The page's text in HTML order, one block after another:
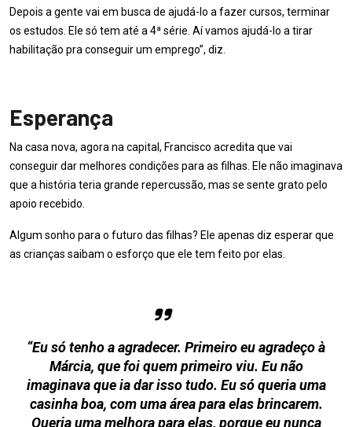
Depois a gente vai em busca de ajudá-lo a fazer cursos, terminar
os estudos. Ele só tem até a 4ª série. Aí vamos ajudá-lo a tirar
habilitação pra conseguir um emprego”, diz.
Esperança
Na casa nova, agora na capital, Francisco acredita que vai
conseguir dar melhores condições para as filhas. Ele não imaginava
que a história teria grande repercussão, mas se sente grato pelo
apoio recebido.
Algum sonho para o futuro das filhas? Ele apenas diz esperar que
as crianças saibam o esforço que ele tem feito por elas.
“Eu só tenho a agradecer. Primeiro eu agradeço à
Márcia, que foi quem primeiro viu. Eu não
imaginava que ia dar isso tudo. Eu só queria uma
casinha boa, com uma área para elas brincarem.
Queria uma melhora para elas, porque eu nunca